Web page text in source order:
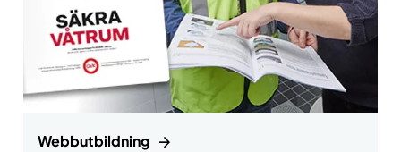
Webbutbildning